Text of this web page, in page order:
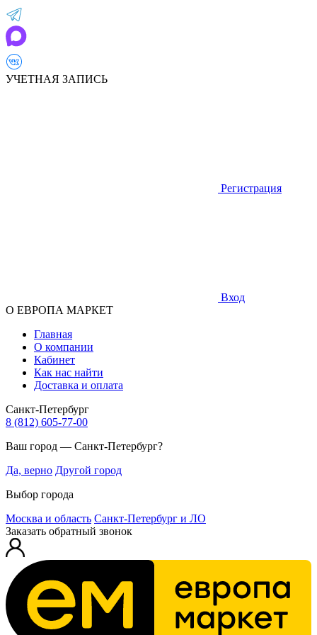
УЧЕТНАЯ ЗАПИСЬ
Регистрация
Вход
О ЕВРОПА МАРКЕТ
Главная
О компании
Кабинет
Как нас найти
Доставка и оплата
Санкт-Петербург
8 (812) 605-77-00
Ваш город — Санкт-Петербург?
Да, верно Другой город
Выбор города
Москва и область Санкт-Петербург и ЛО
Заказать обратный звонок